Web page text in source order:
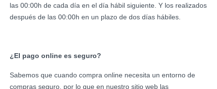
las 00:00h de cada día en el día hábil siguiente. Y los realizados
después de las 00:00h en un plazo de dos días hábiles.
¿El pago online es seguro?
Sabemos que cuando compra online necesita un entorno de
compras seguro, por lo que en nuestro sitio web las